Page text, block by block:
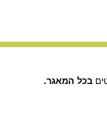
בכל המאגר.